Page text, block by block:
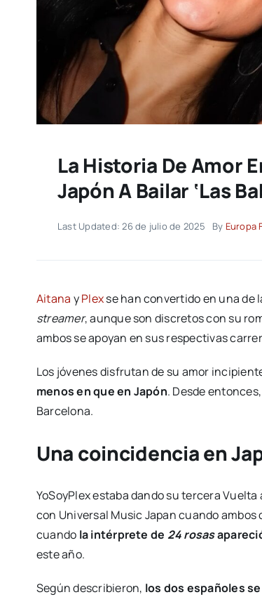
La Historia De Amor
Japón A Bailar ‘Las
Last Updated: 26 de julio de 2025 By Europa
Aitana yPlexse han convertido en una de
streamer, aunque son discretos con su
ambos se apoyan en sus respectivas
Los jóvenes disfrutan de su amor
menos en que en Japón. Desde
Barcelona.
Una coincidencia en
YoSoyPlex estaba dando su tercera
con Universal Music Japan cuando
cuando la intérprete de 24 rosas
este año.
Según describieron, los dos españoles